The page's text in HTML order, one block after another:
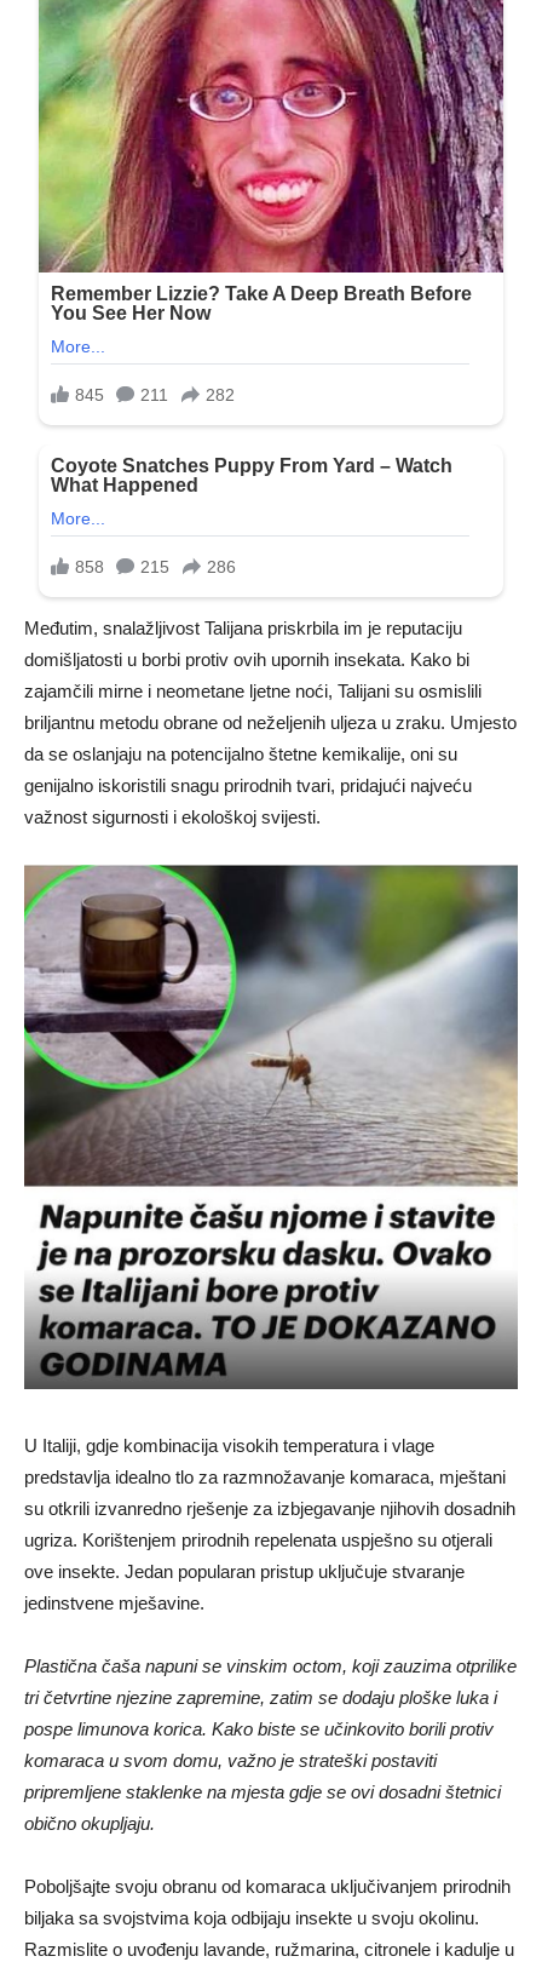
Međutim, snalažljivost Talijana priskrbila im je reputaciju
domišljatosti u borbi protiv ovih upornih insekata. Kako bi
zajamčili mirne i neometane ljetne noći, Talijani su osmislili
briljantnu metodu obrane od neželjenih uljeza u zraku. Umjesto
da se oslanjaju na potencijalno štetne kemikalije, oni su
genijalno iskoristili snagu prirodnih tvari, pridajući najveću
važnost sigurnosti i ekološkoj svijesti.
U Italiji, gdje kombinacija visokih temperatura i vlage
predstavlja idealno tlo za razmnožavanje komaraca, mještani
su otkrili izvanredno rješenje za izbjegavanje njihovih dosadnih
ugriza. Korištenjem prirodnih repelenata uspješno su otjerali
ove insekte. Jedan popularan pristup uključuje stvaranje
jedinstvene mješavine.
Plastična čaša napuni se vinskim octom, koji zauzima otprilike
tri četvrtine njezine zapremine, zatim se dodaju ploške luka i
pospe limunova korica. Kako biste se učinkovito borili protiv
komaraca u svom domu, važno je strateški postaviti
pripremljene staklenke na mjesta gdje se ovi dosadni štetnici
obično okupljaju.
Poboljšajte svoju obranu od komaraca uključivanjem prirodnih
biljaka sa svojstvima koja odbijaju insekte u svoju okolinu.
Razmislite o uvođenju lavande, ružmarina, citronele i kadulje u